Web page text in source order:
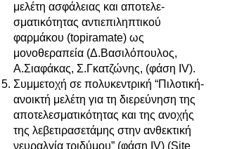
μελέτη ασφάλειας και αποτελε-
σματικότητας αντιεπιληπτικού
φαρμάκου (topiramate) ως
μονοθεραπεία (Δ.Βασιλόπουλος,
Α.Σιαφάκας, Σ.Γκατζώνης, (φάση IV).
Συμμετοχή σε πολυκεντρική “Πιλοτική-
ανοικτή μελέτη για τη διερεύνηση της
αποτελεσματικότητας και της ανοχής
της λεβετιρασετάμης στην ανθεκτική
νευραλγία τριδύμου” (φάση IV) (Site